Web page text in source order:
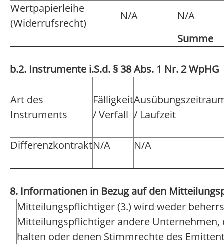
Wertpapierleihe
(Widerrufsrecht)
N/A
N/A
Summe
b.2. Instrumente i.S.d. § 38 Abs. 1 Nr. 2 WpHG
Art des
Instruments
Fälligkeit
/ Verfall / Laufzeit
DifferenzkontraktN/A N/A
8. Informationen in Bezug auf den
Mitteilungspflichtiger (3.) wird weder
Mitteilungspflichtiger andere
halten oder denen Stimmrechte des